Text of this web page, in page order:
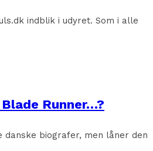
indblik i udyret. Som i alle
Runner…?
danske biografer, men låner den